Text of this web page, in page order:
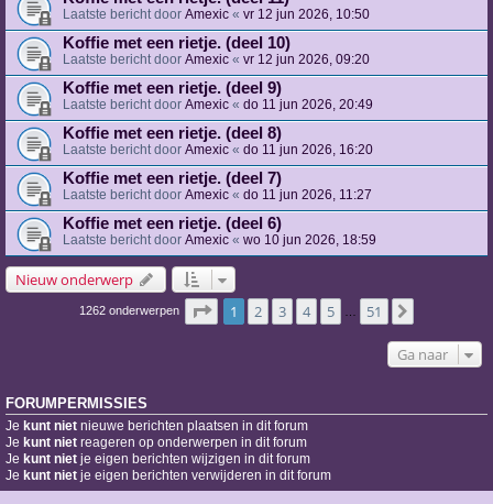
Laatste bericht door Amexic « vr 12 jun 2026, 10:50
Koffie met een rietje. (deel 10)
Laatste bericht door Amexic « vr 12 jun 2026, 09:20
Koffie met een rietje. (deel 9)
Laatste bericht door Amexic « do 11 jun 2026, 20:49
Koffie met een rietje. (deel 8)
Laatste bericht door Amexic « do 11 jun 2026, 16:20
Koffie met een rietje. (deel 7)
Laatste bericht door Amexic « do 11 jun 2026, 11:27
Koffie met een rietje. (deel 6)
Laatste bericht door Amexic « wo 10 jun 2026, 18:59
Nieuw onderwerp
1262 onderwerpen Pagina1 van 51
1 2 3 4 5 51
Ga naar
FORUMPERMISSIES
Je kunt niet nieuwe berichten plaatsen in dit forum
Je kunt niet reageren op onderwerpen in dit forum
Je kunt niet je eigen berichten wijzigen in dit forum
Je kunt niet je eigen berichten verwijderen in dit forum